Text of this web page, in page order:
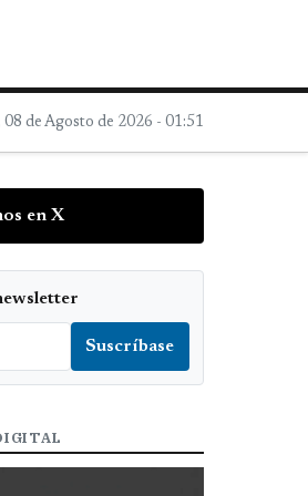
08 de Agosto de 2026 - 01:51
en X